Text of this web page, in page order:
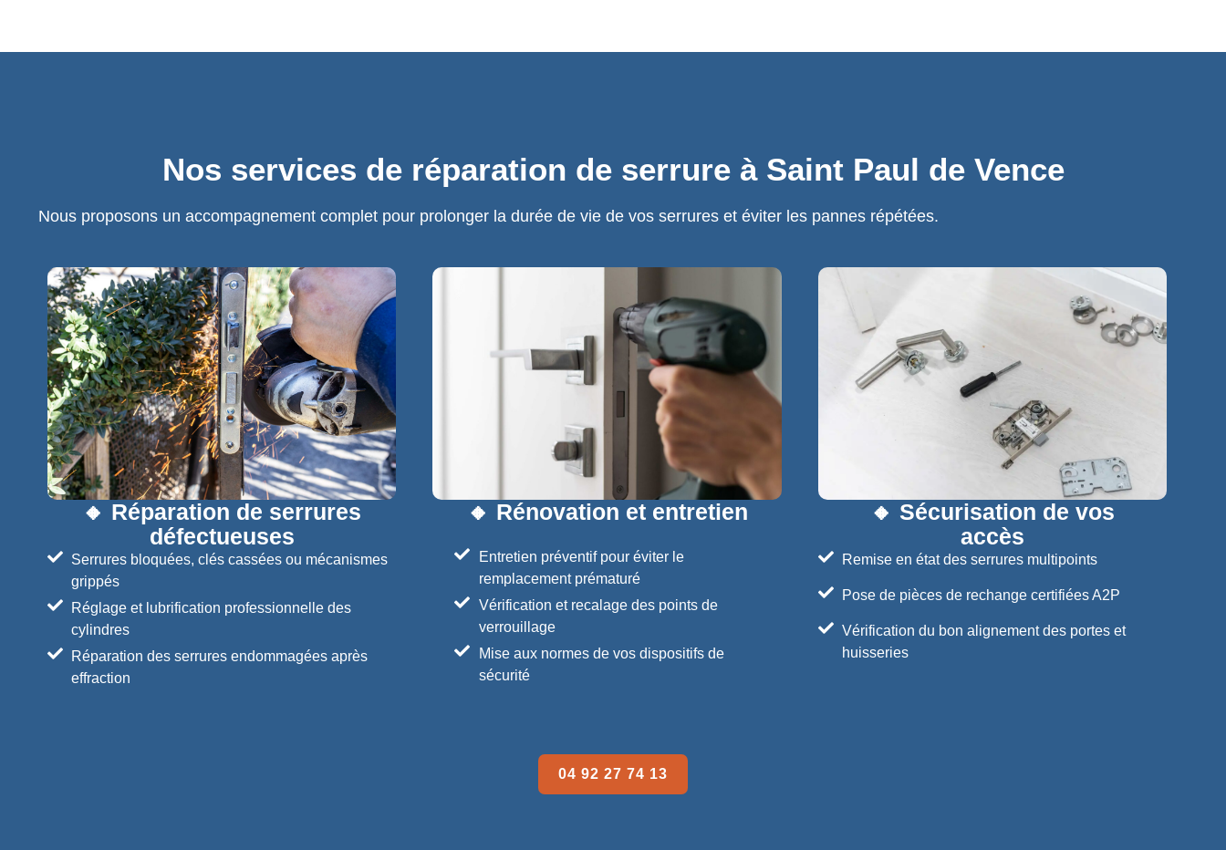
Nos services de réparation de serrure à Saint Paul de Vence
Nous proposons un accompagnement complet pour prolonger la durée de vie de vos serrures et éviter les pannes répétées.
🔸 Réparation de serrures
défectueuses
Serrures bloquées, clés cassées ou mécanismes
grippés
Réglage et lubrification professionnelle des
cylindres
Réparation des serrures endommagées après
effraction
🔸 Rénovation et entretien
Entretien préventif pour éviter le
remplacement prématuré
Vérification et recalage des points de
verrouillage
Mise aux normes de vos dispositifs de
sécurité
🔸 Sécurisation de vos
accès
Remise en état des serrures multipoints
Pose de pièces de rechange certifiées A2P
Vérification du bon alignement des portes et
huisseries
04 92 27 74 13